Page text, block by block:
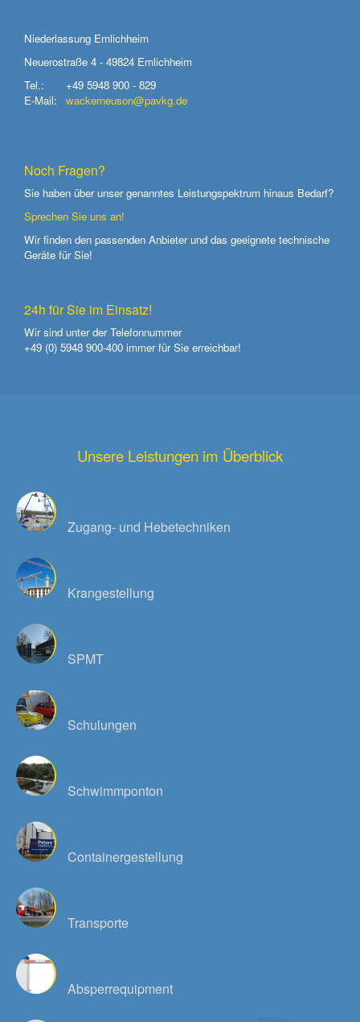
Niederlassung Emlichheim
Neuerostraße 4 - 49824 Emlichheim
Tel.:
+49 5948 900 - 829
E-Mail:
wackerneuson@pavkg.de
Noch Fragen?
Sie haben über unser genanntes Leistungspektrum hinaus Bedarf?
Sprechen Sie uns an!
Wir finden den passenden Anbieter und das geeignete technische
Geräte für Sie!
24h für Sie im Einsatz!
Wir sind unter der Telefonnummer
+49 (0) 5948 900-400 immer für Sie erreichbar!
Unsere Leistungen im Überblick
Zugang- und Hebetechniken
Krangestellung
SPMT
Schulungen
Schwimmponton
Containergestellung
Transporte
Absperrequipment